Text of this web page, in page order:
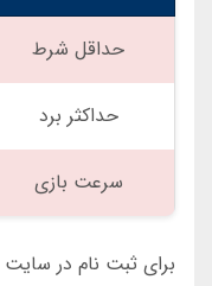
حداقل شرط
حداکثر برد
سرعت بازی
برای ثبت نام در سایت